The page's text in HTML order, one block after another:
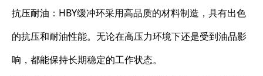
抗压耐油：HBY缓冲环采用高品质的材料制造，具有出色
的抗压和耐油性能。无论在高压力环境下还是受到油品影
响，都能保持长期稳定的工作状态。